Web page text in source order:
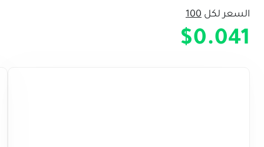
السعر لكل 100
$0.041